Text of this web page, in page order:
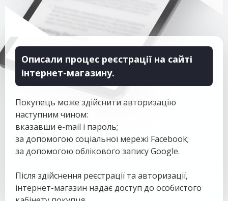
Описали процес реєстрації на сайті
інтернет-магазину.
Покупець може здійснити авторизацію
наступним чином:
вказавши e-mail і пароль;
за допомогою соціальної мережі Facebook;
за допомогою облікового запису Google.
Після здійснення реєстрації та авторизації,
інтернет-магазин надає доступ до особистого